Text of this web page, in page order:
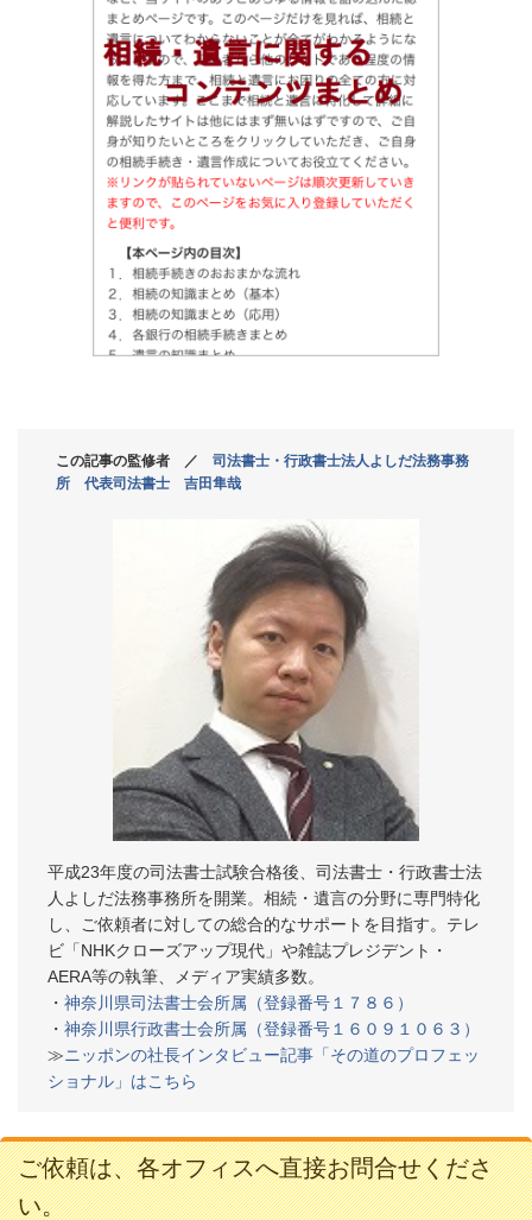
この記事の監修者 ／ 司法書士・行政書士法人よしだ法務事務
所 代表司法書士 吉田隼哉
平成23年度の司法書士試験合格後、司法書士・行政書士法
人よしだ法務事務所を開業。相続・遺言の分野に専門特化
し、ご依頼者に対しての総合的なサポートを目指す。テレ
ビ「NHKクローズアップ現代」や雑誌プレジデント・
AERA等の執筆、メディア実績多数。
・ 神奈川県司法書士会所属（登録番号１７８６）
・ 神奈川県行政書士会所属（登録番号１６０９１０６３）
≫ニッポンの社長インタビュー記事「その道のプロフェッ
ショナル」はこちら
ご依頼は、各オフィスへ直接お問合せくださ
い。